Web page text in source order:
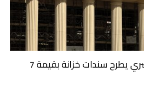
البنك المركزي المصري يطرح سندات خزانة بقيمة 7